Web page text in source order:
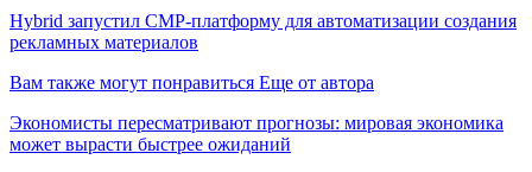
Hybrid запустил CMP-платформу для автоматизации создания
рекламных материалов
Вам также могут понравиться Еще от автора
Экономисты пересматривают прогнозы: мировая экономика
может вырасти быстрее ожиданий